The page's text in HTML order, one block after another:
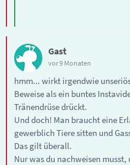
Gast
vor 9 Monaten
hmm... wirkt irgendwie
Beweise als ein buntes
Tränendrüse drückt.
Und doch! Man braucht eine
gewerblich Tiere sitten und
Das gilt überall.
Nur was du nachweisen